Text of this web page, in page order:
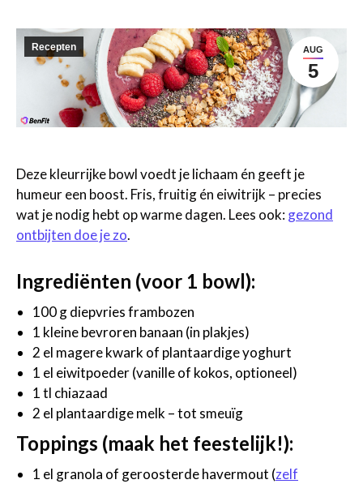
AUG
5
Recepten
Deze kleurrijke bowl voedt je lichaam én geeft je
humeur een boost. Fris, fruitig én eiwitrijk – precies
wat je nodig hebt op warme dagen. Lees ook:gezond
ontbijten doe je zo.
Ingrediënten (voor 1 bowl):
100 g diepvries frambozen
1 kleine bevroren banaan (in plakjes)
2 el magere kwark of plantaardige yoghurt
1 el eiwitpoeder (vanille of kokos, optioneel)
1 tl chiazaad
2 el plantaardige melk – tot smeuïg
Toppings (maak het feestelijk!):
1 el granola of geroosterde havermout (zelf